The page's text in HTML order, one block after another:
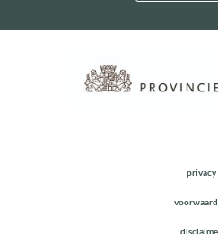
privacy